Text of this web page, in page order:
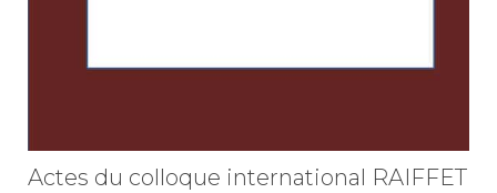
Actes du colloque international RAIFFET